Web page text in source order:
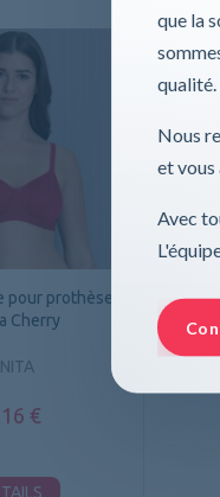
que la
qualité.
Nous
et vous
Avec
prothèses,
Cherry
€